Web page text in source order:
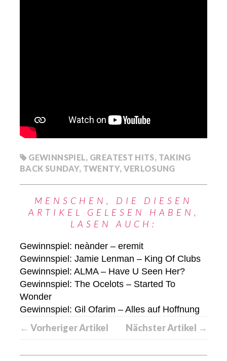
GEWINNSPIEL, GREATEST HITS, TAKING
BACK SUNDAY, TWENTY, VERLOSUNG
MENSCHEN, DIE DIESEN
ARTIKEL GELESEN HABEN,
LASEN AUCH:
Gewinnspiel: neànder – eremit
Gewinnspiel: Jamie Lenman – King Of Clubs
Gewinnspiel: ALMA – Have U Seen Her?
Gewinnspiel: The Ocelots – Started To
Wonder
Gewinnspiel: Gil Ofarim – Alles auf Hoffnung
← Vorheriger Artikel Nächster Artikel →